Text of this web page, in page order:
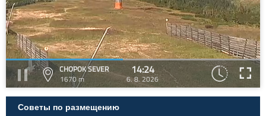
CHOPOK SEVER
1670 m
14:24
6. 8. 2026
Советы по размещению